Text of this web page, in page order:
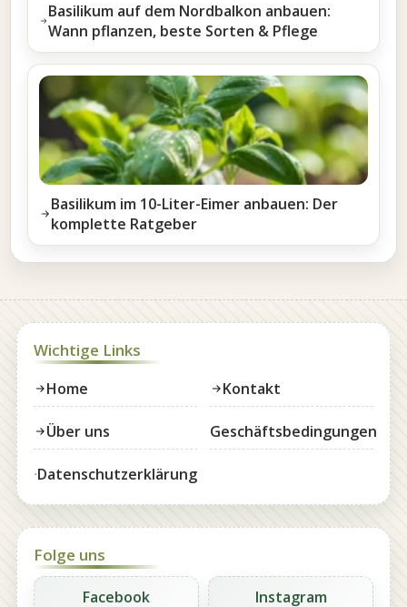
Basilikum auf dem Nordbalkon anbauen:
Wann pflanzen, beste Sorten & Pflege
Basilikum im 10-Liter-Eimer anbauen: Der
komplette Ratgeber
Wichtige Links
Home Kontakt
Über uns Geschäftsbedingungen
Datenschutzerklärung
Folge uns
Facebook Instagram